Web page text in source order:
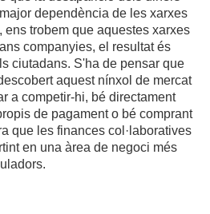
dependència de les xarxes
trobem que aquestes xarxes
companyies, el resultat és
ciutadans. S'ha de pensar que
aquest nínxol de mercat
a competir-hi, bé directament
de pagament o bé comprant
que les finances col·laboratives
en una àrea de negoci més